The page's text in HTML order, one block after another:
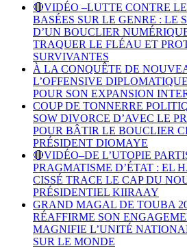
🔴VIDÉO –LUTTE CONTRE
BASÉES SUR LE GENRE : LE
D’UN BOUCLIER
TRAQUER LE FLÉAU ET
SURVIVANTES
À LA CONQUÊTE DE
L’OFFENSIVE
POUR SON EXPANSION
COUP DE TONNERRE
SOW DIVORCE D’AVEC LE
POUR BÂTIR LE BOUCLIER
PRÉSIDENT DIOMAYE
🔴VIDÉO–DE L’UTOPIE
PRAGMATISME D’ÉTAT : EL
CISSÉ TRACE LE CAP DU
PRÉSIDENTIEL KIIRAAY
GRAND MAGAL DE TOUBA
RÉAFFIRME SON
MAGNIFIE L’UNITÉ
SUR LE MONDE